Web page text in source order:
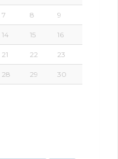
7 8 9
14 15 16
21 22 23
28 29 30